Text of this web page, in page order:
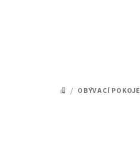
DOMŮ
/ OBÝVACÍ POKOJE